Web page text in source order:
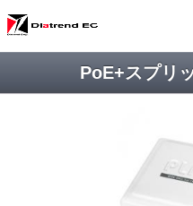
PoE+スプリ